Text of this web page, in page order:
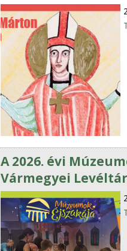
A 2026. évi
Vármegyei